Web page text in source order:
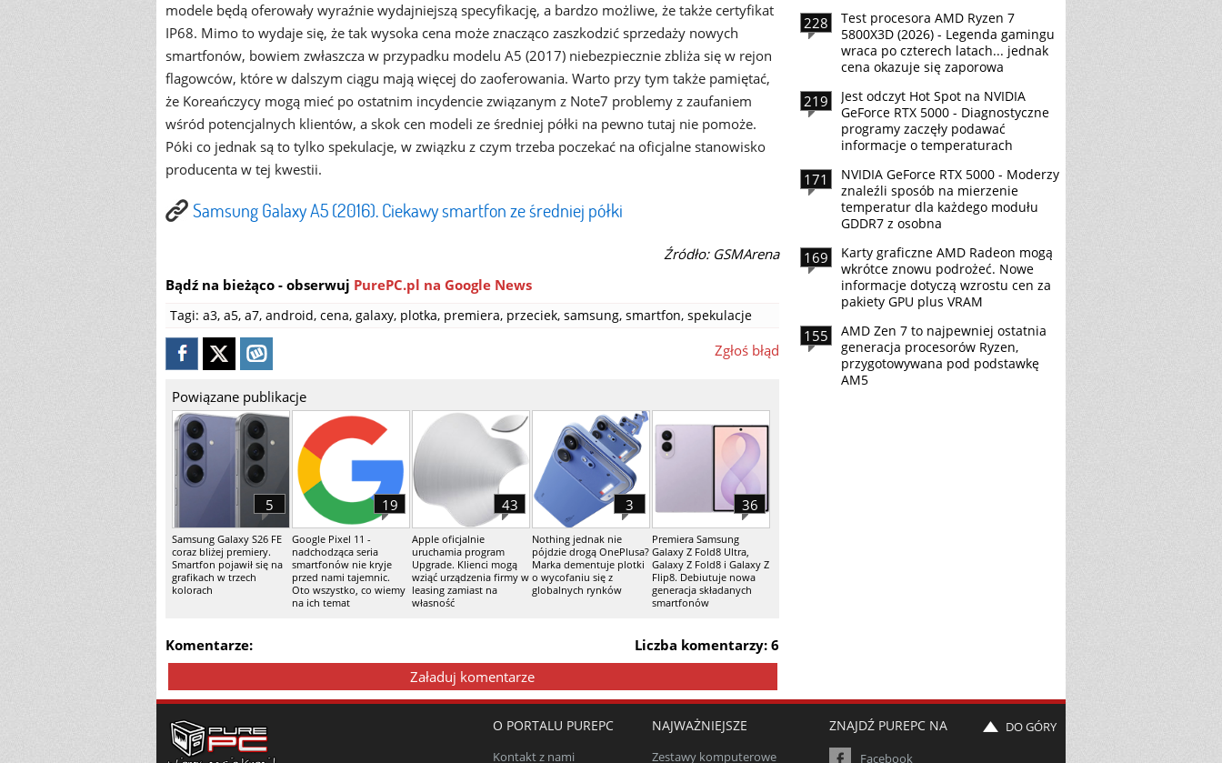
modele będą oferowały wyraźnie wydajniejszą specyfikację, a bardzo możliwe, że także certyfikat
IP68. Mimo to wydaje się, że tak wysoka cena może znacząco zaszkodzić sprzedaży nowych
smartfonów, bowiem zwłaszcza w przypadku modelu A5 (2017) niebezpiecznie zbliża się w rejon
flagowców, które w dalszym ciągu mają więcej do zaoferowania. Warto przy tym także pamiętać,
że Koreańczycy mogą mieć po ostatnim incydencie związanym z Note7 problemy z zaufaniem
wśród potencjalnych klientów, a skok cen modeli ze średniej półki na pewno tutaj nie pomoże.
Póki co jednak są to tylko spekulacje, w związku z czym trzeba poczekać na oficjalne stanowisko
producenta w tej kwestii.
Samsung Galaxy A5 (2016). Ciekawy smartfon ze średniej półki
Źródło: GSMArena
Bądź na bieżąco - obserwuj PurePC.pl na Google News
Tagi: a3, a5, a7, android, cena, galaxy, plotka, premiera, przeciek, samsung, smartfon, spekulacje
Zgłoś błąd
Powiązane publikacje
Samsung Galaxy S26 FE
coraz bliżej premiery.
Smartfon pojawił się na
grafikach w trzech
kolorach
5
Google Pixel 11 -
nadchodząca seria
smartfonów nie kryje
przed nami tajemnic.
Oto wszystko, co wiemy
na ich temat
19
Apple oficjalnie
uruchamia program
Upgrade. Klienci mogą
wziąć urządzenia firmy w
leasing zamiast na
własność
43
Nothing jednak nie
pójdzie drogą OnePlusa?
Marka dementuje plotki
o wycofaniu się z
globalnych rynków
3
Premiera Samsung
Galaxy Z Fold8 Ultra,
Galaxy Z Fold8 i Galaxy Z
Flip8. Debiutuje nowa
generacja składanych
smartfonów
36
Liczba komentarzy: 6
Komentarze:
Załaduj komentarze
228
Test procesora AMD Ryzen 7
5800X3D (2026) - Legenda gamingu
wraca po czterech latach... jednak
cena okazuje się zaporowa
219
Jest odczyt Hot Spot na NVIDIA
GeForce RTX 5000 - Diagnostyczne
programy zaczęły podawać
informacje o temperaturach
171
NVIDIA GeForce RTX 5000 - Moderzy
znaleźli sposób na mierzenie
temperatur dla każdego modułu
GDDR7 z osobna
169
Karty graficzne AMD Radeon mogą
wkrótce znowu podrożeć. Nowe
informacje dotyczą wzrostu cen za
pakiety GPU plus VRAM
155
AMD Zen 7 to najpewniej ostatnia
generacja procesorów Ryzen,
przygotowywana pod podstawkę
AM5
O PORTALU PUREPC
Kontakt z nami
NAJWAŻNIEJSZE
Zestawy komputerowe
ZNAJDŹ PUREPC NA
Facebook
DO GÓRY